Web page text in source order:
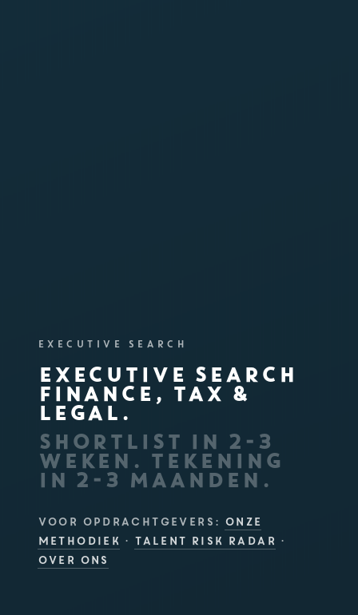
EXECUTIVE SEARCH
EXECUTIVE SEARCH
FINANCE, TAX &
LEGAL.
SHORTLIST IN 2-3
WEKEN. TEKENING
IN 2-3 MAANDEN.
Voor opdrachtgevers: Onze
methodiek · Talent Risk Radar ·
Over ons